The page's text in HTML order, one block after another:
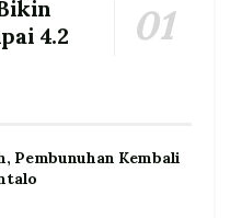
4.2
Pembunuhan Kembali